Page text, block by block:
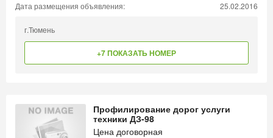
Дата размещения объявления: 25.02.2016
г.Тюмень
+7 ПОКАЗАТЬ НОМЕР
Профилирование дорог услуги
техники ДЗ-98
Цена договорная